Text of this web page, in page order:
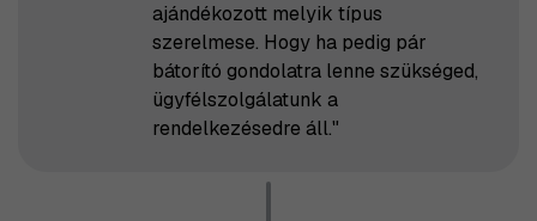
ajándékozott melyik típus
szerelmese. Hogy ha pedig pár
bátorító gondolatra lenne szükséged,
ügyfélszolgálatunk a
rendelkezésedre áll."